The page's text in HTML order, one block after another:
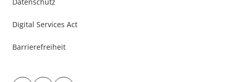
Digital Services Act
Barrierefreiheit